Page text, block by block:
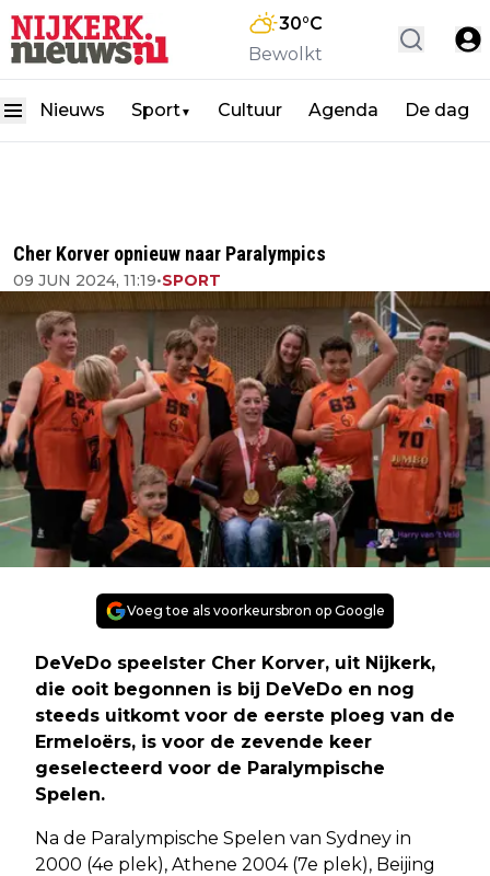
30°C
Bewolkt
Nieuws Sport▼ Cultuur Agenda De dag
Cher Korver opnieuw naar Paralympics
09 JUN 2024, 11:19•SPORT
Voeg toe als voorkeursbron op Google
DeVeDo speelster Cher Korver, uit Nijkerk,
die ooit begonnen is bij DeVeDo en nog
steeds uitkomt voor de eerste ploeg van de
Ermeloërs, is voor de zevende keer
geselecteerd voor de Paralympische
Spelen.
Na de Paralympische Spelen van Sydney in
2000 (4e plek), Athene 2004 (7e plek), Beijing